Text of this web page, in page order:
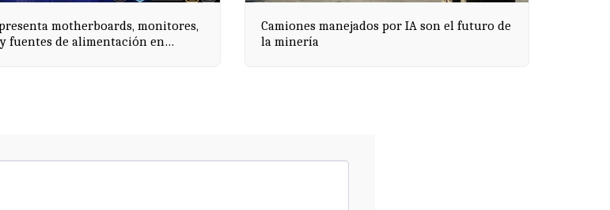
motherboards, monitores,
fuentes de alimentación en
Camiones manejados por IA son el futuro de
la minería